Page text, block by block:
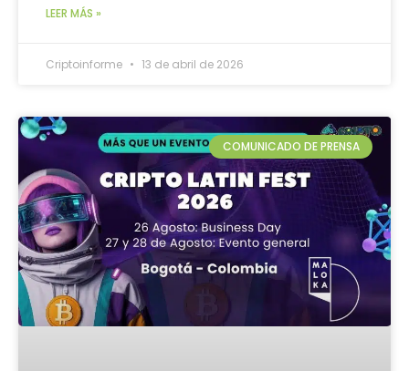
LEER MÁS »
Criptoinforme 13 de abril de 2026
COMUNICADO DE PRENSA